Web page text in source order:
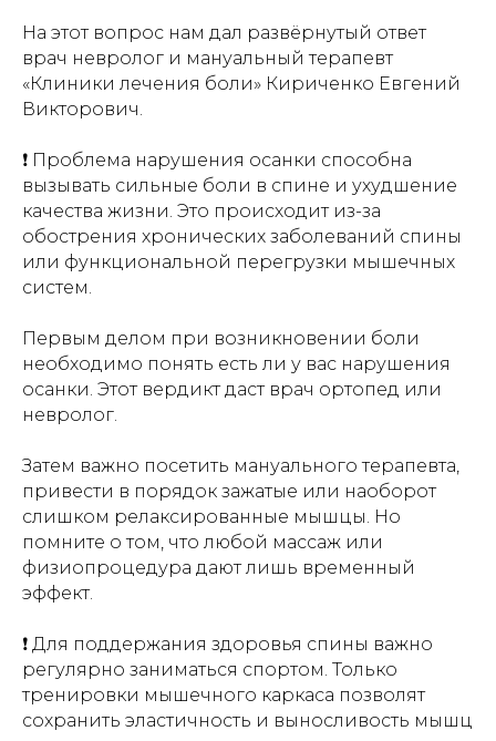
На этот вопрос нам дал развёрнутый ответ
врач невролог и мануальный терапевт
«Клиники лечения боли» Кириченко Евгений
Викторович.
❗️ Проблема нарушения осанки способна
вызывать сильные боли в спине и ухудшение
качества жизни. Это происходит из-за
обострения хронических заболеваний спины
или функциональной перегрузки мышечных
систем.
Первым делом при возникновении боли
необходимо понять есть ли у вас нарушения
осанки. Этот вердикт даст врач ортопед или
невролог.
Затем важно посетить мануального терапевта,
привести в порядок зажатые или наоборот
слишком релаксированные мышцы. Но
помните о том, что любой массаж или
физиопроцедура дают лишь временный
эффект.
❗️ Для поддержания здоровья спины важно
регулярно заниматься спортом. Только
тренировки мышечного каркаса позволят
сохранить эластичность и выносливость мышц